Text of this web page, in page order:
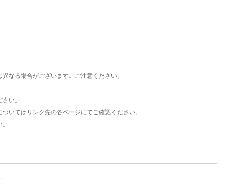
なる場合がございます。ご注意ください。
い。
いてはリンク先の各ページにてご確認ください。